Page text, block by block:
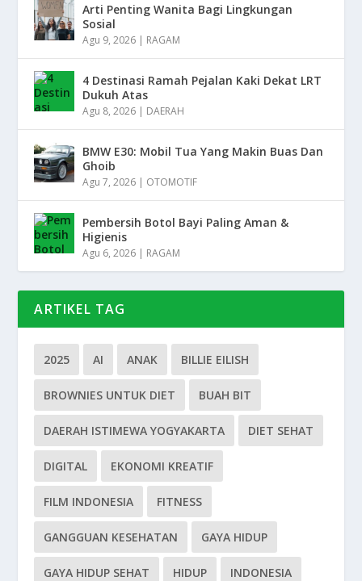
Arti Penting Wanita Bagi Lingkungan
Sosial
Agu 9, 2026 | RAGAM
4 Destinasi Ramah Pejalan Kaki Dekat LRT
Dukuh Atas
Agu 8, 2026 | DAERAH
BMW E30: Mobil Tua Yang Makin Buas Dan
Ghoib
Agu 7, 2026 | OTOMOTIF
Pembersih Botol Bayi Paling Aman &
Higienis
Agu 6, 2026 | RAGAM
ARTIKEL TAG
2025 AI ANAK BILLIE EILISH
BROWNIES UNTUK DIET BUAH BIT
DAERAH ISTIMEWA YOGYAKARTA DIET SEHAT
DIGITAL EKONOMI KREATIF
FILM INDONESIA FITNESS
GANGGUAN KESEHATAN GAYA HIDUP
GAYA HIDUP SEHAT HIDUP INDONESIA